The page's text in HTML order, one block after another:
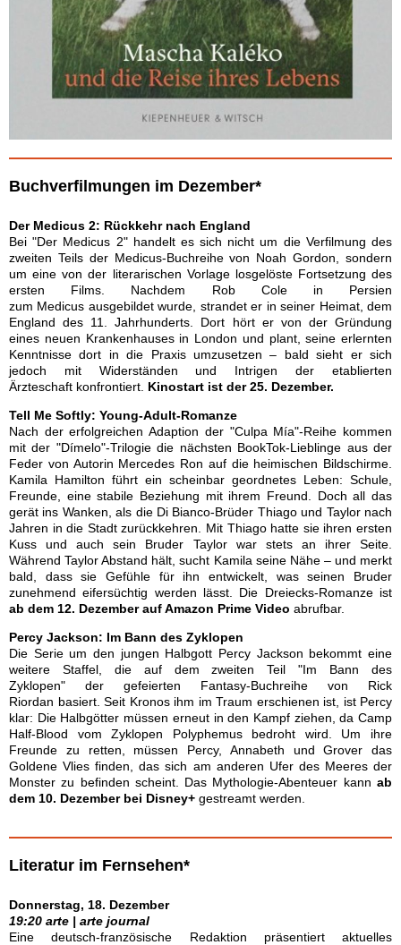
Buchverfilmungen im Dezember*
Der Medicus 2: Rückkehr nach England
Bei "Der Medicus 2" handelt es sich nicht um die Verfilmung des
zweiten Teils der Medicus-Buchreihe von Noah Gordon, sondern
um eine von der literarischen Vorlage losgelöste Fortsetzung des
ersten Films. Nachdem Rob Cole in Persien
zum Medicus ausgebildet wurde, strandet er in seiner Heimat, dem
England des 11. Jahrhunderts. Dort hört er von der Gründung
eines neuen Krankenhauses in London und plant, seine erlernten
Kenntnisse dort in die Praxis umzusetzen – bald sieht er sich
jedoch mit Widerständen und Intrigen der etablierten
Ärzteschaft konfrontiert. Kinostart ist der 25. Dezember.
Tell Me Softly: Young-Adult-Romanze
Nach der erfolgreichen Adaption der "Culpa Mía"-Reihe kommen
mit der "Dímelo"-Trilogie die nächsten BookTok-Lieblinge aus der
Feder von Autorin Mercedes Ron auf die heimischen Bildschirme.
Kamila Hamilton führt ein scheinbar geordnetes Leben: Schule,
Freunde, eine stabile Beziehung mit ihrem Freund. Doch all das
gerät ins Wanken, als die Di Bianco-Brüder Thiago und Taylor nach
Jahren in die Stadt zurückkehren. Mit Thiago hatte sie ihren ersten
Kuss und auch sein Bruder Taylor war stets an ihrer Seite.
Während Taylor Abstand hält, sucht Kamila seine Nähe – und merkt
bald, dass sie Gefühle für ihn entwickelt, was seinen Bruder
zunehmend eifersüchtig werden lässt. Die Dreiecks-Romanze ist
ab dem 12. Dezember auf Amazon Prime Video abrufbar.
Percy Jackson: Im Bann des Zyklopen
Die Serie um den jungen Halbgott Percy Jackson bekommt eine
weitere Staffel, die auf dem zweiten Teil "Im Bann des
Zyklopen" der gefeierten Fantasy-Buchreihe von Rick
Riordan basiert. Seit Kronos ihm im Traum erschienen ist, ist Percy
klar: Die Halbgötter müssen erneut in den Kampf ziehen, da Camp
Half-Blood vom Zyklopen Polyphemus bedroht wird. Um ihre
Freunde zu retten, müssen Percy, Annabeth und Grover das
Goldene Vlies finden, das sich am anderen Ufer des Meeres der
Monster zu befinden scheint. Das Mythologie-Abenteuer kann ab
dem 10. Dezember bei Disney+ gestreamt werden.
Literatur im Fernsehen*
Donnerstag, 18. Dezember
19:20 arte | arte journal
Eine deutsch-französische Redaktion präsentiert aktuelles